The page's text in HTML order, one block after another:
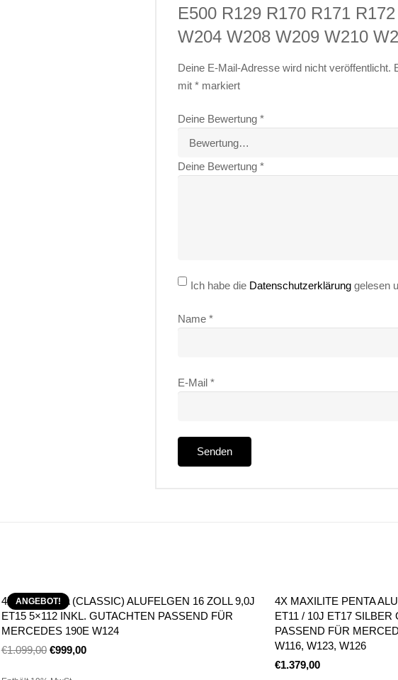
E500 R129 R170 R171
W204 W208 W209 W210
Deine E-Mail-Adresse wird nicht veröffentlicht.
mit* markiert
Deine Bewertung*
Deine Bewertung*
Ich habe die Datenschutzerklärunggelesen
Name*
E-Mail*
ANGEBOT!
4X BORBET A (CLASSIC) ALUFELGEN 16 ZOLL 9,0J
ET15 5×112 INKL. GUTACHTEN PASSEND FÜR
MERCEDES 190E W124
€1.099,00 €999,00
4X MAXILITE PENTA
ET11 / 10J ET17
PASSEND FÜR
W116, W123, W126
€1.379,00